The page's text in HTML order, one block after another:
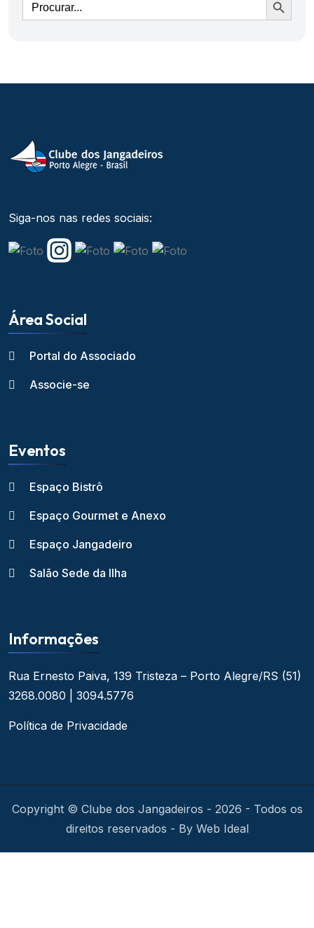
Siga-nos nas redes sociais:
Área Social
Portal do Associado
Associe-se
Eventos
Espaço Bistrô
Espaço Gourmet e Anexo
Espaço Jangadeiro
Salão Sede da Ilha
Informações
Rua Ernesto Paiva, 139 Tristeza – Porto Alegre/RS (51)
3268.0080 | 3094.5776
Política de Privacidade
Copyright © Clube dos Jangadeiros - 2026 - Todos os
direitos reservados - By Web Ideal